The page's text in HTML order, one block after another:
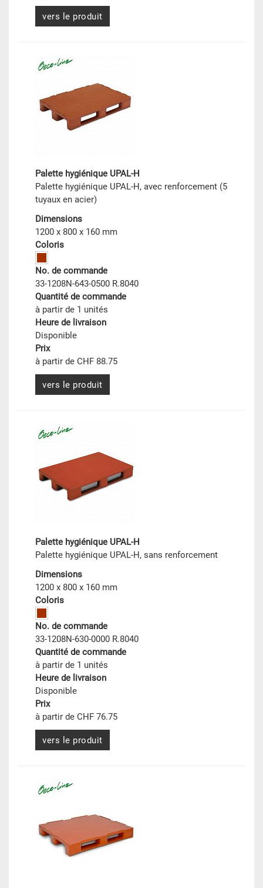
vers le produit
Palette hygiénique UPAL-H
Palette hygiénique UPAL-H, avec renforcement (5
tuyaux en acier)
Dimensions
1200 x 800 x 160 mm
Coloris
No. de commande
33-1208N-643-0500 R.8040
Quantité de commande
à partir de 1 unités
Heure de livraison
Disponible
Prix
à partir de CHF 88.75
vers le produit
Palette hygiénique UPAL-H
Palette hygiénique UPAL-H, sans renforcement
Dimensions
1200 x 800 x 160 mm
Coloris
No. de commande
33-1208N-630-0000 R.8040
Quantité de commande
à partir de 1 unités
Heure de livraison
Disponible
Prix
à partir de CHF 76.75
vers le produit